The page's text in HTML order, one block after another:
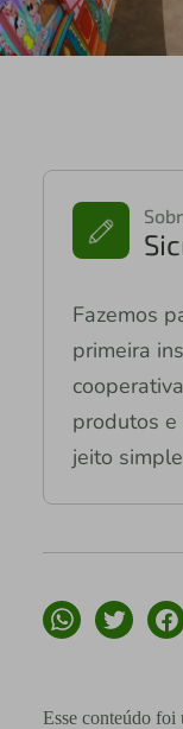
Fazemos
primeira
produtos e
jeito
Esse conteúdo foi